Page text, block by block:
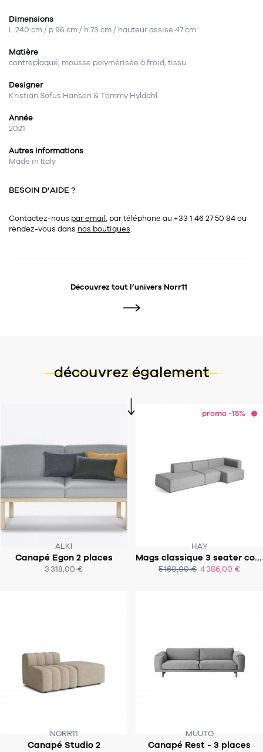
Dimensions
L 240 cm / p 96 cm / h 73 cm / hauteur assise 47 cm
Matière
contreplaqué, mousse polymérisée à froid, tissu
Designer
Kristian Sofus Hansen & Tommy Hyldahl
Année
2021
Autres informations
Made in Italy
BESOIN D’AIDE ?
Contactez-nous par email, par téléphone au +33 1 46 27 50 84ou
rendez-vous dans nos boutiques.
Découvrez tout l’univers Norr11
découvrez également
ALKI
Canapé Egon 2 places
3 318,00 €
SOUS 6 - 8 SEMAINES !
ACHAT EXPRESS
promo -15%
HAY
Mags classique 3 seater combination 4
5 160,00 € 4 386,00 €
SOUS 6 À 8 SEMAINES
ACHAT EXPRESS
NORR11
Canapé Studio 2
MUUTO
Canapé Rest - 3 places